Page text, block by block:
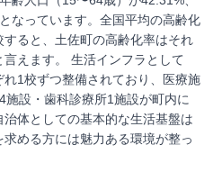
なっています。全国平均の高齢化
ると、土佐町の高齢化率はそれ
えます。 生活インフラとして
1校ずつ整備されており、医療施
設・歯科診療所1施設が町内に
体としての基本的な生活基盤は
める方には魅力ある環境が整っ